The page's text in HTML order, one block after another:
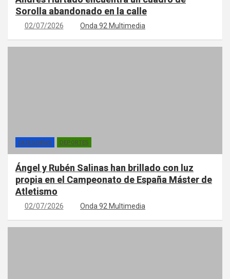
Sorolla abandonado en la calle
02/07/2026 Onda 92 Multimedia
CATEGORÍAS DEPORTES
Ángel y Rubén Salinas han brillado con luz
propia en el Campeonato de España Máster de
Atletismo
02/07/2026 Onda 92 Multimedia